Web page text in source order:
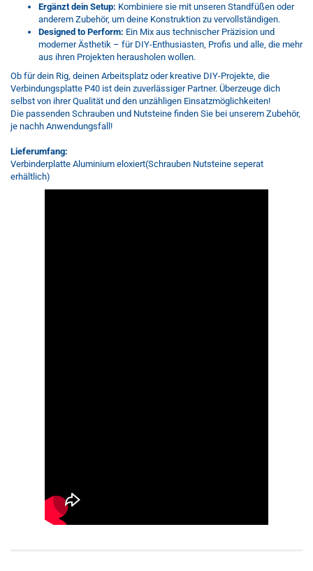
Ergänzt dein Setup: Kombiniere sie mit unseren Standfüßen oder
anderem Zubehör, um deine Konstruktion zu vervollständigen.
Designed to Perform: Ein Mix aus technischer Präzision und
moderner Ästhetik – für DIY-Enthusiasten, Profis und alle, die mehr
aus ihren Projekten herausholen wollen.
Ob für dein Rig, deinen Arbeitsplatz oder kreative DIY-Projekte, die
Verbindungsplatte P40 ist dein zuverlässiger Partner. Überzeuge dich
selbst von ihrer Qualität und den unzähligen Einsatzmöglichkeiten!
Die passenden Schrauben und Nutsteine finden Sie bei unserem Zubehör,
je nachh Anwendungsfall!
Lieferumfang:
Verbinderplatte Aluminium eloxiert(Schrauben Nutsteine seperat
erhältlich)